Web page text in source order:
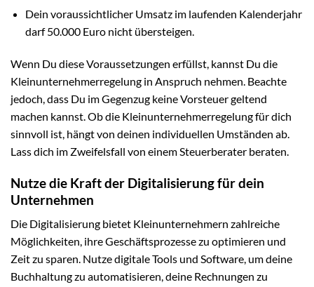
Dein voraussichtlicher Umsatz im laufenden Kalenderjahr
darf 50.000 Euro nicht übersteigen.
Wenn Du diese Voraussetzungen erfüllst, kannst Du die
Kleinunternehmerregelung in Anspruch nehmen. Beachte
jedoch, dass Du im Gegenzug keine Vorsteuer geltend
machen kannst. Ob die Kleinunternehmerregelung für dich
sinnvoll ist, hängt von deinen individuellen Umständen ab.
Lass dich im Zweifelsfall von einem Steuerberater beraten.
Nutze die Kraft der Digitalisierung für dein
Unternehmen
Die Digitalisierung bietet Kleinunternehmern zahlreiche
Möglichkeiten, ihre Geschäftsprozesse zu optimieren und
Zeit zu sparen. Nutze digitale Tools und Software, um deine
Buchhaltung zu automatisieren, deine Rechnungen zu